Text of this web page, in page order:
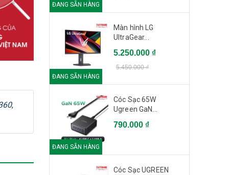
,
ĐANG SẴN HÀNG
ĐANG SẴN HÀNG
Màn hình LG
UltraGear...
5.250.000 ₫
5.450.000 ₫
ĐANG SẴN HÀNG
Cóc Sạc 65W
Ugreen GaN...
790.000 ₫
Cóc Sạc UGREEN